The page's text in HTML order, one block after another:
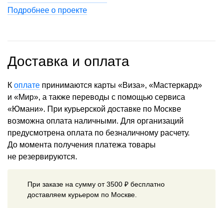
Подробнее о проекте
Доставка и оплата
К оплате принимаются карты «Виза», «Мастеркард»
и «Мир», а также переводы с помощью сервиса
«Юмани». При курьерской доставке по Москве
возможна оплата наличными. Для организаций
предусмотрена оплата по безналичному расчету.
До момента получения платежа товары
не резервируются.
При заказе на сумму от 3500 ₽ бесплатно
доставляем курьером по Москве.